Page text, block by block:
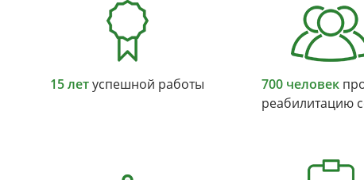
15 летуспешной работы 700 человек
реабилитацию